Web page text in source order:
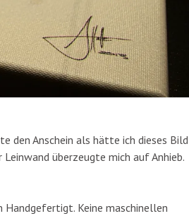
den Anschein als hätte ich dieses Bild
überzeugte mich auf Anhieb.
Handgefertigt. Keine maschinellen